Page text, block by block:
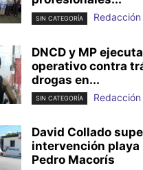
SIN CATEGORÍA Redacción
DNCD y MP
operativo contra
drogas en...
SIN CATEGORÍA Redacción
David Collado
intervención playa
Pedro Macorís